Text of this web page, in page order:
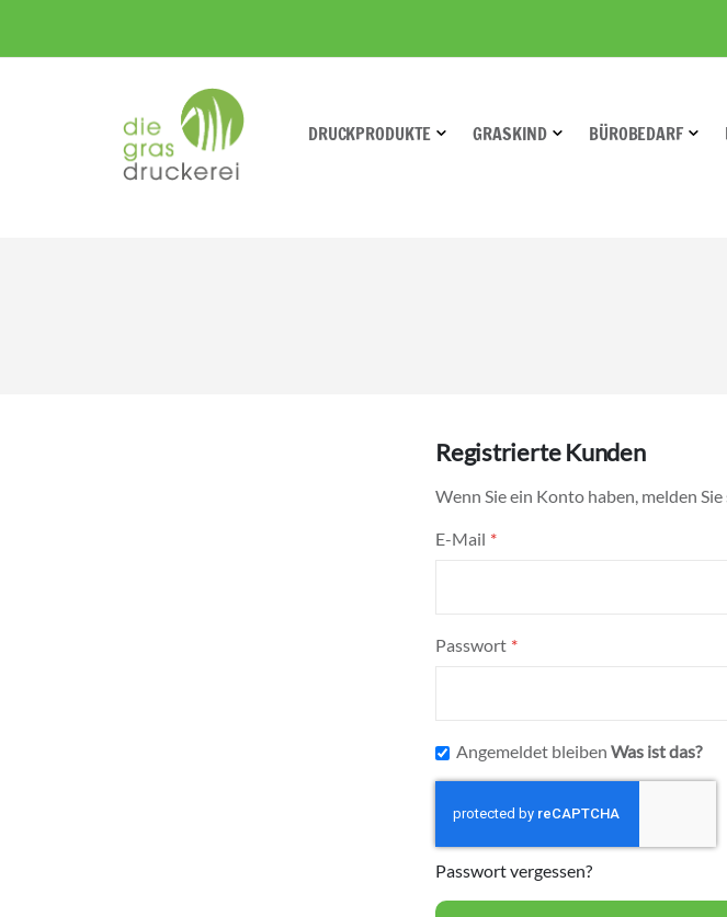
DRUCKPRODUKTE GRASKIND BÜROBEDARF
Registrierte Kunden
Wenn Sie ein Konto haben, melden
E-Mail
Passwort
Angemeldet bleiben Was ist das?
Passwort vergessen?